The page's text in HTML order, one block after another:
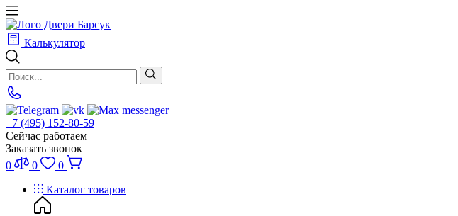
Калькулятор
+7 (495) 152-80-59
Сейчас работаем
Заказать звонок
0
0
0
Каталог товаров